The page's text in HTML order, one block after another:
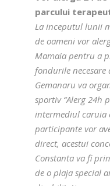
parcului
La inceputul lunii
de oameni vor
Mamaia pentru a
fondurile necesare
Gemanaru va
sportiv “Alerg 24h
intermediul caruia
participante vor
direct, acestui
Constanta va fi
de o plaja special